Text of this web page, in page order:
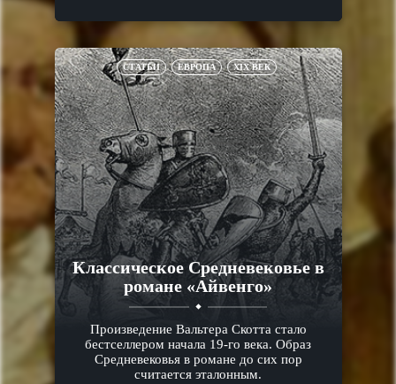
СТАТЬИ ЕВРОПА XIX ВЕК
Классическое Средневековье в
романе «Айвенго»
Произведение Вальтера Скотта стало
бестселлером начала 19-го века. Образ
Средневековья в романе до сих пор
считается эталонным.